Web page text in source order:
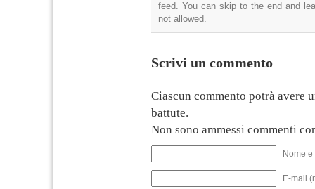
feed. You can skip to the end and
not allowed.
Scrivi un commento
Ciascun commento potrà avere
battute.
Non sono ammessi commenti
Nome
E-mail